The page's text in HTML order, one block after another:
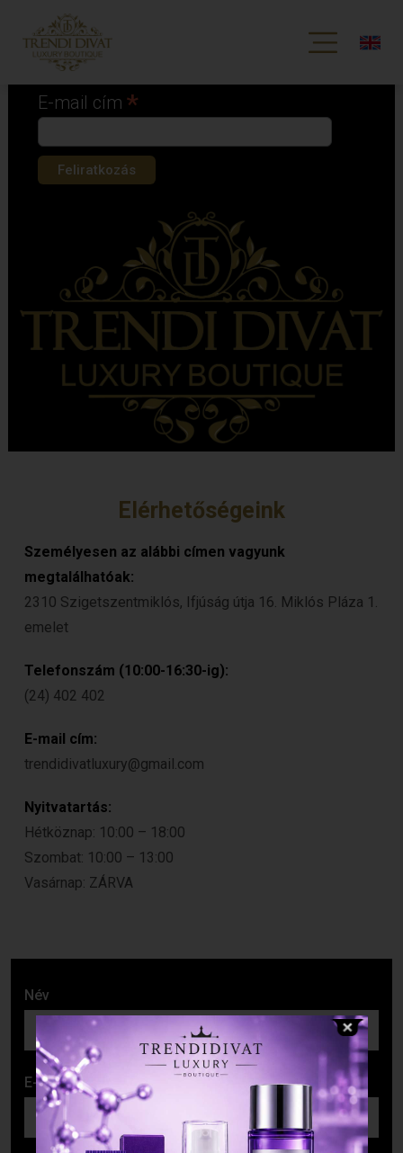
Iratkozz fel hírlevelünkre!
*
E-mail cím*
Név
E-mail cím
Elérhetőségeink
Személyesen az alábbi címen vagyunk
megtalálhatóak:
2310 Szigetszentmiklós, Ifjúság útja 16. Miklós Pláza 1.
emelet
Telefonszám (10:00-16:30-ig):
(24) 402 402
E-mail cím:
trendidivatluxury@gmail.com
Nyitvatartás:
Hétköznap: 10:00 – 18:00
Szombat: 10:00 – 13:00
Vasárnap: ZÁRVA